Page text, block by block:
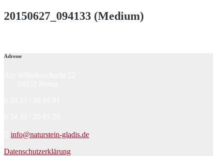
20150627_094133 (Medium)
Adresse
info@naturstein-gladis.de
Datenschutzerklärung